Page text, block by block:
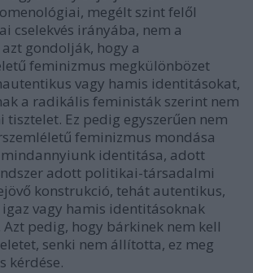
megélt szint felől
cselekvés irányába, nem a
gondolják, hogy a
feminizmus megkülönbözet
vagy hamis identitásokat,
a radikális feministák szerint nem
Ez pedig egyszerűen nem
feminizmus mondása
mindannyiunk identitása, adott
adott politikai-társadalmi
konstrukció, tehát autentikus,
vagy hamis identitásoknak
pedig, hogy bárkinek nem kell
senki nem állította, ez meg
kérdése.